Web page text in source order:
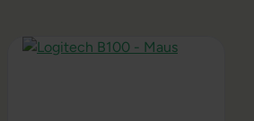
Produktgalerie überspringen